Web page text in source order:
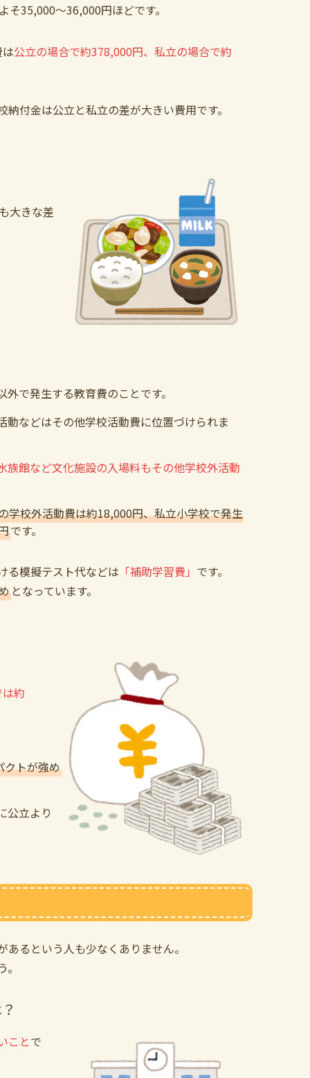
35,000～36,000円ほどです。
公立の場合で約378,000円、私立の場合で約
付金は公立と私立の差が大きい費用です。
大きな差
で発生する教育費のことです。
動などはその他学校活動費に位置づけられま
族館など文化施設の入場料もその他学校外活動
学校外活動費は約18,000円、私立小学校で発生
です。
る模擬テスト代などは 「補助学習費」 です。
となっています。
約
クトが強め
公立より
るという人も少なくありません。
ことで